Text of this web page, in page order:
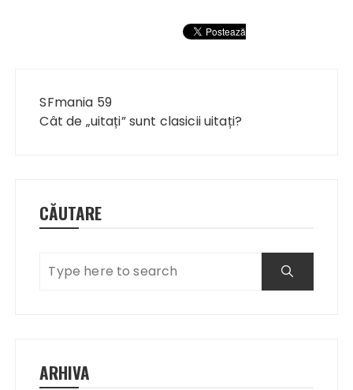
articole
SFmania 59
Cât de „uitați” sunt clasicii uitați?
CĂUTARE
ARHIVA